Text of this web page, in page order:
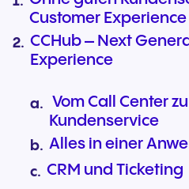
Customer Experience
CCHub – Next
Experience
Vom Call Center
Kundenservice
Alles in einer
CRM und Ticketing